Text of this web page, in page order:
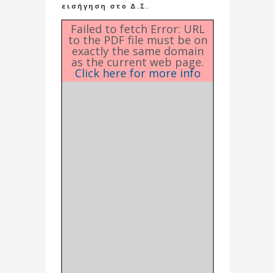
εισήγηση στο Δ.Σ.
Failed to fetch Error: URL
to the PDF file must be on
exactly the same domain
as the current web page.
Click here for more info